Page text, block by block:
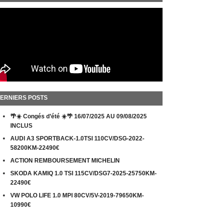
POSTS
🌴☀️ Congés d’été ☀️🌴 16/07/2025 AU 09/08/2025
INCLUS
AUDI A3 SPORTBACK-1.0TSI 110CV/DSG-2022-
58200KM-22490€
ACTION REMBOURSEMENT MICHELIN
SKODA KAMIQ 1.0 TSI 115CV/DSG7-2025-25750KM-
22490€
VW POLO LIFE 1.0 MPI 80CV/5V-2019-79650KM-
10990€